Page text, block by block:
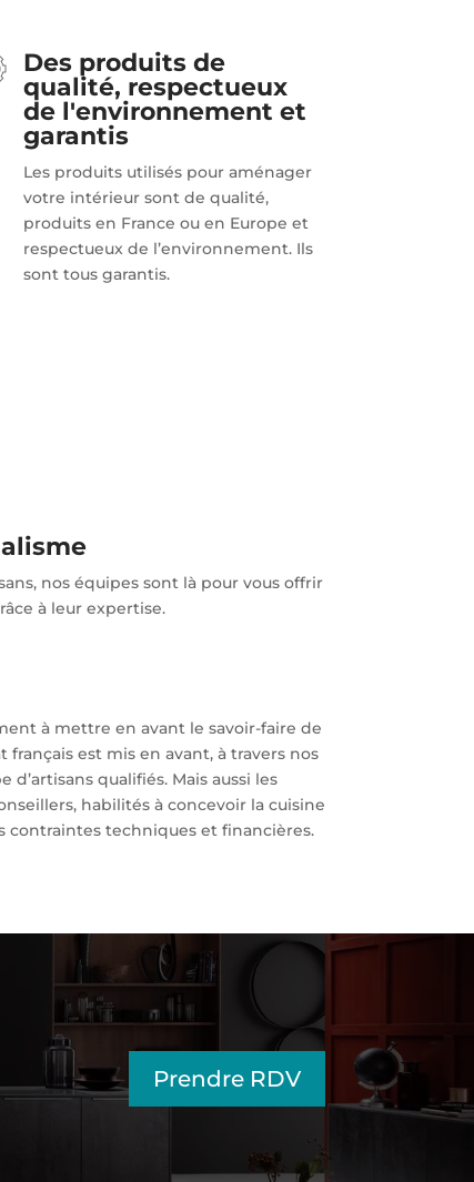
Des produits de
qualité, respectueux
de l'environnement et
garantis
Les produits utilisés pour aménager
votre intérieur sont de qualité,
produits en France ou en Europe et
respectueux de l’environnement. Ils
sont tous garantis.
nos équipes sont là pour vous offrir
à leur expertise.
à mettre en avant le savoir-faire de
français est mis en avant, à travers nos
qualifiés. Mais aussi les
habilités à concevoir la cuisine
contraintes techniques et financières.
Prendre RDV